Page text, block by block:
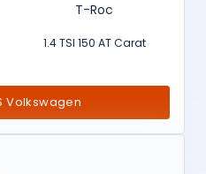
T-Roc
1.4 TSI 150 AT Carat
Volkswagen